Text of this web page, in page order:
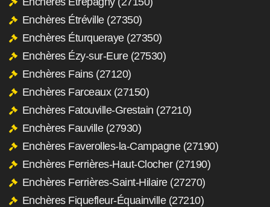
Enchères Étréville (27350)
Enchères Éturqueraye (27350)
Enchères Ézy-sur-Eure (27530)
Enchères Fains (27120)
Enchères Farceaux (27150)
Enchères Fatouville-Grestain (27210)
Enchères Fauville (27930)
Enchères Faverolles-la-Campagne (27190)
Enchères Ferrières-Haut-Clocher (27190)
Enchères Ferrières-Saint-Hilaire (27270)
Enchères Fiquefleur-Équainville (27210)